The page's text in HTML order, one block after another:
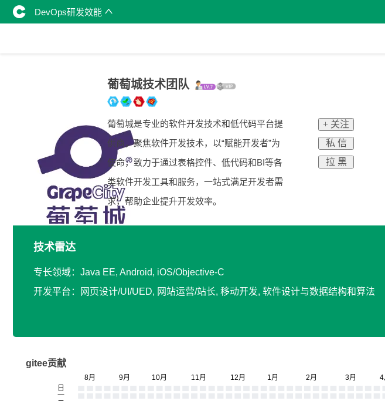
DevOps研发效能
葡萄城技术团队
葡萄城是专业的软件开发技术和低代码平台提
供商，聚焦软件开发技术，以“赋能开发者”为
使命，致力于通过表格控件、低代码和BI等各
类软件开发工具和服务，一站式满足开发者需
求，帮助企业提升开发效率。
+ 关注
私 信
拉 黑
技术雷达
专长领域：Java EE, Android, iOS/Objective-C
开发平台：网页设计/UI/UED, 网站运营/站长, 移动开发, 软件设计与数据结构和算法
gitee贡献